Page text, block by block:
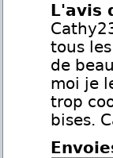
L'avis
tous
de
moi je
trop
bises.